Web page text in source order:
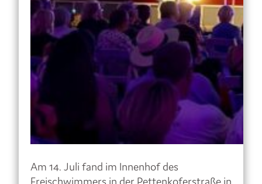
Am 14. Juli fand im Innenhof des
Freischwimmers in der Pettenkoferstraße in